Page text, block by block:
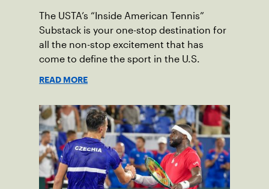
The USTA’s “Inside American Tennis”
Substack is your one-stop destination for
all the non-stop excitement that has
come to define the sport in the U.S.
READ MORE